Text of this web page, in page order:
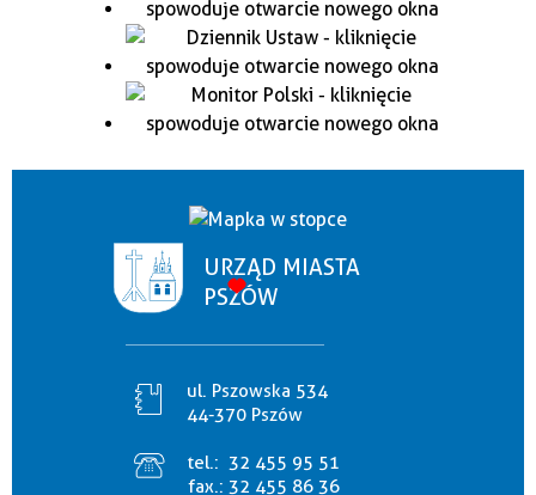
URZĄD MIASTA
PSZÓW
ul. Pszowska 534
44-370 Pszów
tel.: 32 455 95 51
fax.: 32 455 86 36